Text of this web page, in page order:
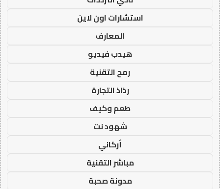
استشارات اون لاين
المعارف
هيدب فيديو
رمح التقنية
رذاذ التجارة
طعم وكيف
شهود نت
أركاني
مباشر التقنية
مدونة صحبة